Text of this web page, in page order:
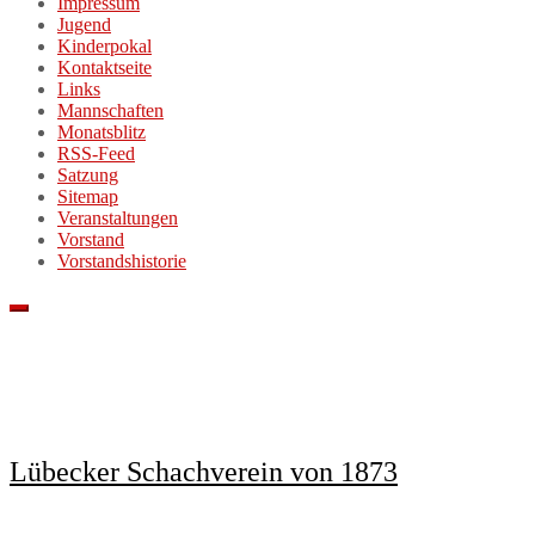
Jugend
Kinderpokal
Kontaktseite
Links
Mannschaften
Monatsblitz
RSS-Feed
Satzung
Sitemap
Veranstaltungen
Vorstand
Vorstandshistorie
Lübecker Schachverein von 1873